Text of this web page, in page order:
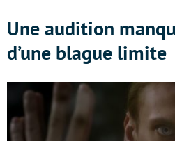
Une audition
d’une blague limite